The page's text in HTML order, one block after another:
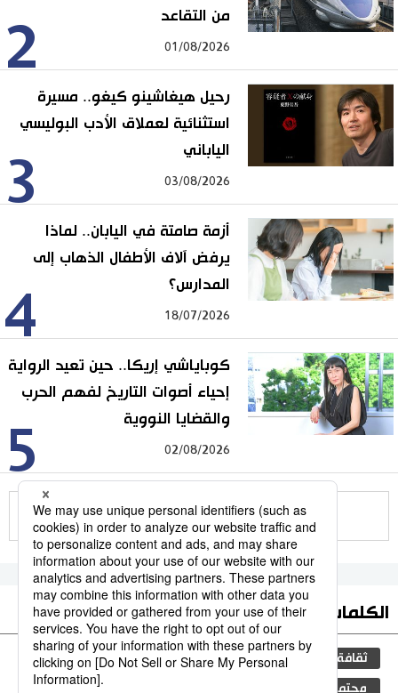
2
من التقاعد
01/08/2026
3
رحيل هيغاشينو كيغو.. مسيرة
استثنائية لعملاق الأدب البوليسي
الياباني
03/08/2026
4
أزمة صامتة في اليابان.. لماذا
يرفض آلاف الأطفال الذهاب إلى
المدارس؟
18/07/2026
5
كوباياشي إريكا.. حين تعيد الرواية
إحياء أصوات التاريخ لفهم الحرب
والقضايا النووية
02/08/2026
للمزيد
الكلمات الأكثر بحثا
ثقافة المطبخ الياباني اليابان جيجي برس
مجتمع الحياة البرية